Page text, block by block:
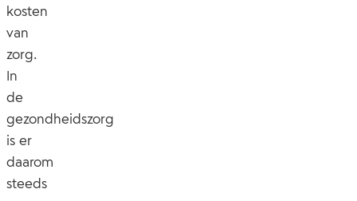
kosten
van
zorg.
In
de
gezondheidszorg
is er
daarom
steeds